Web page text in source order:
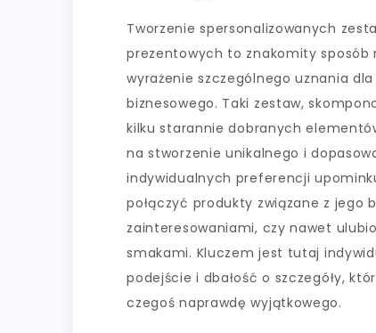
Tworzenie spersonalizowanych
prezentowych to znakomity sposób
wyrażenie szczególnego uznania
biznesowego. Taki zestaw,
kilku starannie dobranych
na stworzenie unikalnego i
indywidualnych preferencji
połączyć produkty związane z jego
zainteresowaniami, czy nawet
smakami. Kluczem jest tutaj
podejście i dbałość o szczegóły,
czegoś naprawdę wyjątkowego.